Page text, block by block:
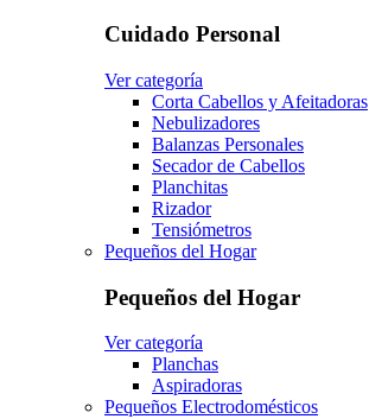
Cuidado Personal
Ver categoría
Corta Cabellos y Afeitadoras
Nebulizadores
Balanzas Personales
Secador de Cabellos
Planchitas
Rizador
Tensiómetros
Pequeños del Hogar
Pequeños del Hogar
Ver categoría
Planchas
Aspiradoras
Pequeños Electrodomésticos